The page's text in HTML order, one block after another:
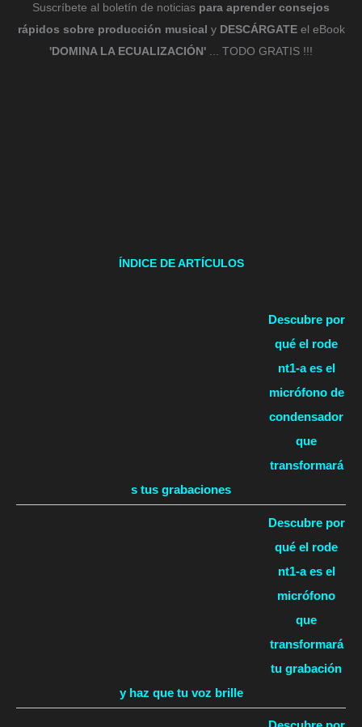
Suscríbete al boletín de noticias para aprender consejos
rápidos sobre producción musical y DESCÁRGATEel eBook
'DOMINA LA ECUALIZACIÓN' ... TODO GRATIS !!!
ÍNDICE DE ARTÍCULOS
Descubre por
qué el rode
nt1-a es el
micrófono de
condensador
que
transformará
s tus grabaciones
Descubre por
qué el rode
nt1-a es el
micrófono
que
transformará
tu grabación
y haz que tu voz brille